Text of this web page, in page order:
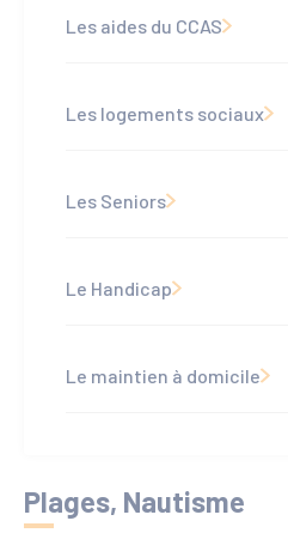
Les aides du CCAS
Les logements sociaux
Les Seniors
Le Handicap
Le maintien à domicile
Plages, Nautisme